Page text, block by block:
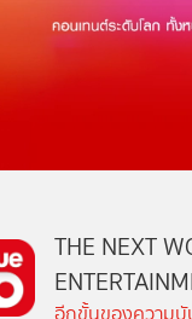
THE NEXT
อีกขั้นของความบั